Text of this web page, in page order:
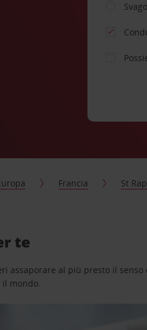
Svago
Francia St
te
assaporare al più presto il
mondo.